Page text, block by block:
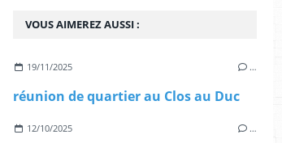
VOUS AIMEREZ AUSSI :
19/11/2025 …
réunion de quartier au Clos au Duc
12/10/2025 …